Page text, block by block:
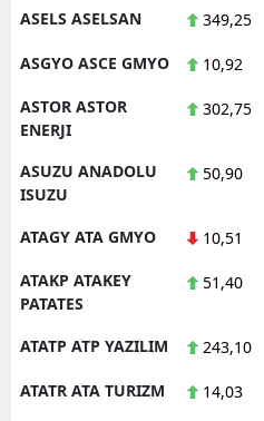
ASELS ASELSAN 349,25
ASGYO ASCE GMYO 10,92
ASTOR ASTOR
ENERJI
302,75
ASUZU ANADOLU
ISUZU
50,90
ATAGY ATA GMYO 10,51
ATAKP ATAKEY
PATATES
51,40
ATATP ATP YAZILIM 243,10
ATATR ATA TURIZM 14,03